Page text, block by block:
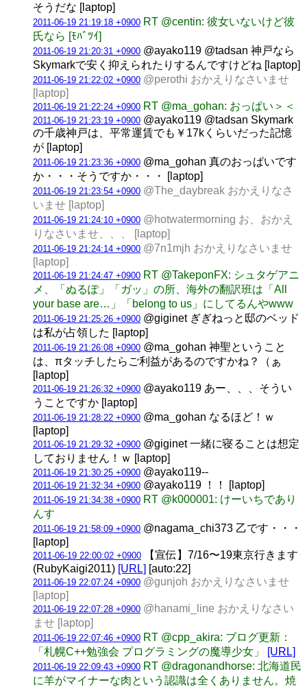
そうだな [laptop]
2011-06-19 21:19:18 +0900 RT @centin: 彼女いないけど彼
氏なら [ﾓﾊﾞﾂｲ]
2011-06-19 21:20:31 +0900 @ayako119 @tadsan 神戸なら
Skymarkで安く抑えられたりするんですけどね [laptop]
2011-06-19 21:22:02 +0900 @perothi おかえりなさいませ
[laptop]
2011-06-19 21:22:24 +0900 RT @ma_gohan: おっぱい＞＜
2011-06-19 21:23:19 +0900 @ayako119 @tadsan Skymark
の千歳神戸は、平常運賃でも￥17kくらいだった記憶
が [laptop]
2011-06-19 21:23:36 +0900 @ma_gohan 真のおっぱいです
か・・・そうですか・・・ [laptop]
2011-06-19 21:23:54 +0900 @The_daybreak おかえりなさ
いませ [laptop]
2011-06-19 21:24:10 +0900 @hotwatermorning お、おかえ
りなさいませ、、、 [laptop]
2011-06-19 21:24:14 +0900 @7n1mjh おかえりなさいませ
[laptop]
2011-06-19 21:24:47 +0900 RT @TakeponFX: シュタゲアニ
メ、「ぬるぽ」「ガッ」の所、海外の翻訳班は「All
your base are…」「belong to us」にしてるんやwww
2011-06-19 21:25:26 +0900 @giginet ぎぎねっと邸のベッド
は私が占領した [laptop]
2011-06-19 21:26:08 +0900 @ma_gohan 神聖ということ
は、πタッチしたらご利益があるのですかね？（ぁ
[laptop]
2011-06-19 21:26:32 +0900 @ayako119 あー、、、そうい
うことですか [laptop]
2011-06-19 21:28:22 +0900 @ma_gohan なるほど！ｗ
[laptop]
2011-06-19 21:29:32 +0900 @giginet 一緒に寝ることは想定
しておりません！ｗ [laptop]
2011-06-19 21:30:25 +0900 @ayako119--
2011-06-19 21:32:34 +0900 @ayako119 ！！ [laptop]
2011-06-19 21:34:38 +0900 RT @k000001: けーいちであり
んす
2011-06-19 21:58:09 +0900 @nagama_chi373 乙です・・・
[laptop]
2011-06-19 22:00:02 +0900 【宣伝】7/16〜19東京行きます
(RubyKaigi2011) [URL] [auto:22]
2011-06-19 22:07:24 +0900 @gunjoh おかえりなさいませ
[laptop]
2011-06-19 22:07:28 +0900 @hanami_line おかえりなさい
ませ [laptop]
2011-06-19 22:07:46 +0900 RT @cpp_akira: ブログ更新：
「札幌C++勉強会 プログラミングの魔導少女」
[URL]
2011-06-19 22:09:43 +0900 RT @dragonandhorse: 北海道民
に羊がマイナーな肉という認識は全くありません。焼